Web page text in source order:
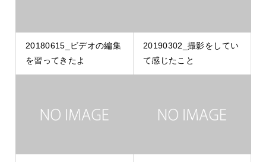
20180615_ビデオの編集
を習ってきたよ
20190302_撮影をしてい
て感じたこと